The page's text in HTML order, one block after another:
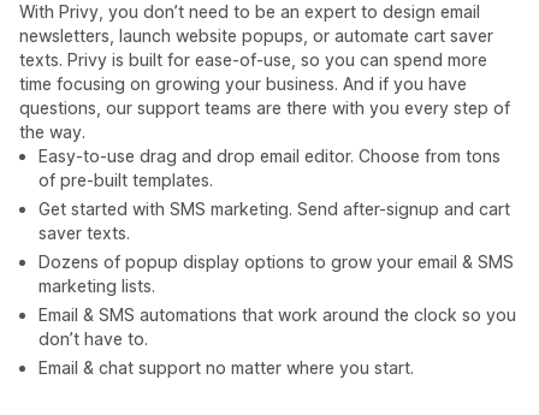
With Privy, you don’t need to be an expert to design email
newsletters, launch website popups, or automate cart saver
texts. Privy is built for ease-of-use, so you can spend more
time focusing on growing your business. And if you have
questions, our support teams are there with you every step of
the way.
Easy-to-use drag and drop email editor. Choose from tons
of pre-built templates.
Get started with SMS marketing. Send after-signup and cart
saver texts.
Dozens of popup display options to grow your email & SMS
marketing lists.
Email & SMS automations that work around the clock so you
don’t have to.
Email & chat support no matter where you start.